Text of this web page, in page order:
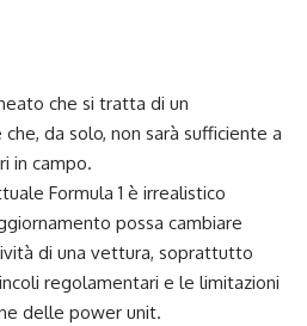
che si tratta di un
da solo, non sarà sufficiente a
in campo.
Formula 1 è irrealistico
possa cambiare
di una vettura, soprattutto
regolamentari e le limitazioni
delle power unit.